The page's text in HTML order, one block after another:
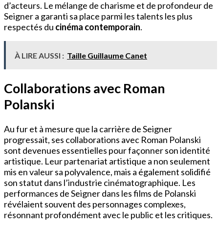
d’acteurs. Le mélange de charisme et de profondeur de
Seigner a garanti sa place parmi les talents les plus
respectés du cinéma contemporain.
À LIRE AUSSI : Taille Guillaume Canet
Collaborations avec Roman
Polanski
Au fur et à mesure que la carrière de Seigner
progressait, ses collaborations avec Roman Polanski
sont devenues essentielles pour façonner son identité
artistique. Leur partenariat artistique a non seulement
mis en valeur sa polyvalence, mais a également solidifié
son statut dans l’industrie cinématographique. Les
performances de Seigner dans les films de Polanski
révélaient souvent des personnages complexes,
résonnant profondément avec le public et les critiques.